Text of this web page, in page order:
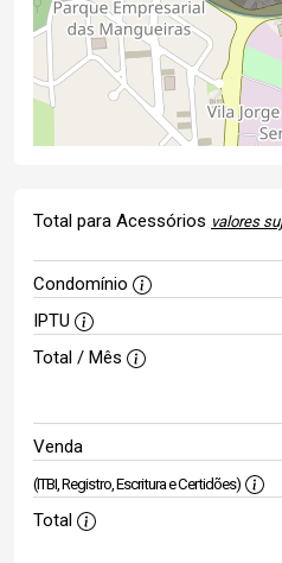
Total para Acessórios valores
Condomínio
IPTU
Total / Mês
Venda
(ITBI, Registro, Escritura e Certidões)
Total